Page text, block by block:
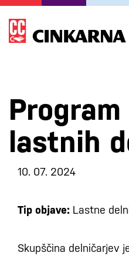
lastnih
10. 07. 2024
Tip objave: Lastne
Skupščina delničarjev